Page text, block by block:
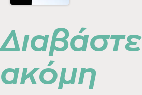
Διαβάστε
ακόμη